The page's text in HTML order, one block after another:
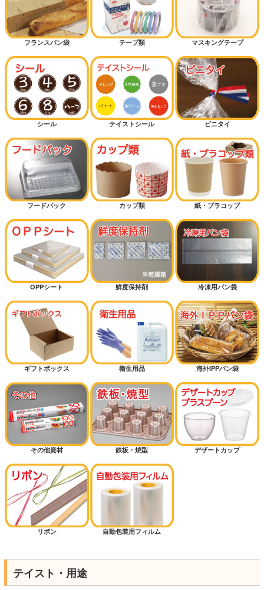
フランスパン袋 テープ類 マスキングテープ
シール テイストシール ビニタイ
フードパック カップ類 紙・プラコップ
OPPシート 鮮度保持剤 冷凍用パン袋
ギフトボックス 衛生用品 海外IPPパン袋
その他資材 鉄板・焼型 デザートカップ
リボン 自動包装用フィルム
テイスト・用途